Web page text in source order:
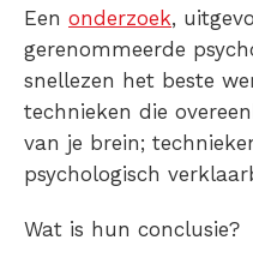
Een onderzoek,
gerenommeerde
snellezen het beste
technieken die
van je brein;
psychologisch
Wat is hun conclusie?